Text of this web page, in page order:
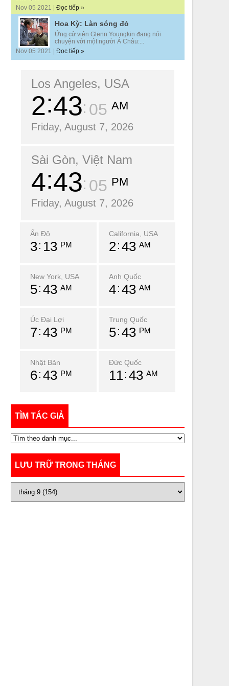
Nov 05 2021 | Đọc tiếp »
Hoa Kỳ: Làn sóng đỏ
Ứng cử viên Glenn Youngkin đang nói
chuyện với một người Á Châu:...
Nov 05 2021 | Đọc tiếp »
Los Angeles, USA
2 43 07 AM
Friday, August 7, 2026
Sài Gòn, Việt Nam
4 43 07 PM
Friday, August 7, 2026
Ấn Độ
3 13 PM
California, USA
2 43 AM
New York, USA
5 43 AM
Anh Quốc
4 43 AM
Úc Đại Lợi
7 43 PM
Trung Quốc
5 43 PM
Nhật Bản
6 43 PM
Đức Quốc
11 43 AM
TÌM TÁC GIẢ
LƯU TRỮ TRONG THÁNG